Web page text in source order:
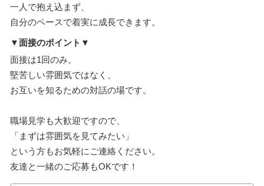
一人で抱え込まず、
自分のペースで着実に成長できます。
▼面接のポイント▼
面接は1回のみ。
堅苦しい雰囲気ではなく、
お互いを知るための対話の場です。
職場見学も大歓迎ですので、
「まずは雰囲気を見てみたい」
という方もお気軽にご連絡ください。
友達と一緒のご応募もOKです！